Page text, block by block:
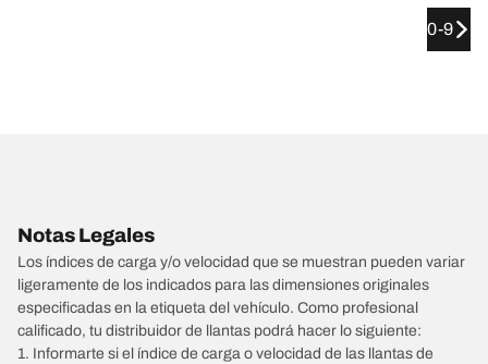
0-9
Notas Legales
Los índices de carga y/o velocidad que se muestran pueden variar
ligeramente de los indicados para las dimensiones originales
especificadas en la etiqueta del vehículo. Como profesional
calificado, tu distribuidor de llantas podrá hacer lo siguiente:
1. Informarte si el índice de carga o velocidad de las llantas de